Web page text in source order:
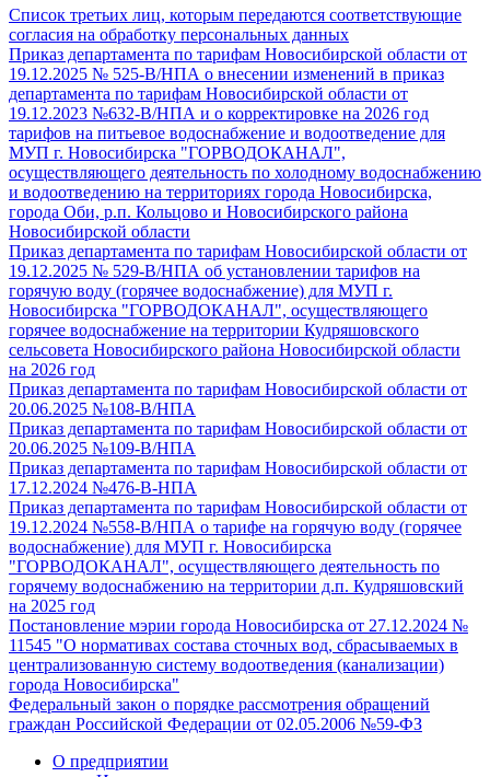
Список третьих лиц, которым передаются соответствующие
согласия на обработку персональных данных
Приказ департамента по тарифам Новосибирской области от
19.12.2025 № 525-В/НПА о внесении изменений в приказ
департамента по тарифам Новосибирской области от
19.12.2023 №632-В/НПА и о корректировке на 2026 год
тарифов на питьевое водоснабжение и водоотведение для
МУП г. Новосибирска "ГОРВОДОКАНАЛ",
осуществляющего деятельность по холодному водоснабжению
и водоотведению на территориях города Новосибирска,
города Оби, р.п. Кольцово и Новосибирского района
Новосибирской области
Приказ департамента по тарифам Новосибирской области от
19.12.2025 № 529-В/НПА об установлении тарифов на
горячую воду (горячее водоснабжение) для МУП г.
Новосибирска "ГОРВОДОКАНАЛ", осуществляющего
горячее водоснабжение на территории Кудряшовского
сельсовета Новосибирского района Новосибирской области
на 2026 год
Приказ департамента по тарифам Новосибирской области от
20.06.2025 №108-В/НПА
Приказ департамента по тарифам Новосибирской области от
20.06.2025 №109-В/НПА
Приказ департамента по тарифам Новосибирской области от
17.12.2024 №476-В-НПА
Приказ департамента по тарифам Новосибирской области от
19.12.2024 №558-В/НПА о тарифе на горячую воду (горячее
водоснабжение) для МУП г. Новосибирска
"ГОРВОДОКАНАЛ", осуществляющего деятельность по
горячему водоснабжению на территории д.п. Кудряшовский
на 2025 год
Постановление мэрии города Новосибирска от 27.12.2024 №
11545 "О нормативах состава сточных вод, сбрасываемых в
централизованную систему водоотведения (канализации)
города Новосибирска"
Федеральный закон о порядке рассмотрения обращений
граждан Российской Федерации от 02.05.2006 №59-ФЗ
О предприятии